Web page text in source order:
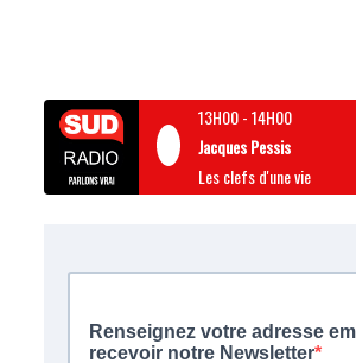
13H00-14H00
Jacques Pessis
Les clefs d'une vie